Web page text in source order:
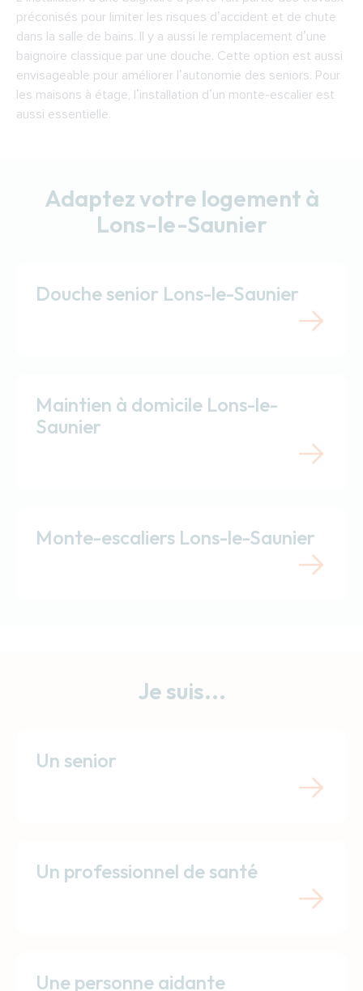
préconisés pour limiter les risques d’accident et de chute
dans la salle de bains. Il y a aussi le remplacement d’une
baignoire classique par une douche. Cette option est aussi
envisageable pour améliorer l’autonomie des seniors. Pour
les maisons à étage, l’installation d’un monte-escalier est
aussi essentielle.
Adaptez votre logement à
Lons-le-Saunier
Douche senior Lons-le-Saunier
Maintien à domicile Lons-le-
Saunier
Monte-escaliers Lons-le-Saunier
Je suis...
Un senior
Un professionnel de santé
Une personne aidante